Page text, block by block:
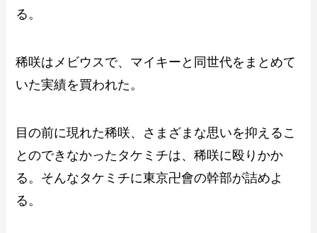
る。
稀咲はメビウスで、マイキーと同世代をまとめて
いた実績を買われた。
目の前に現れた稀咲、さまざまな思いを抑えるこ
とのできなかったタケミチは、稀咲に殴りかか
る。そんなタケミチに東京卍會の幹部が詰めよ
る。